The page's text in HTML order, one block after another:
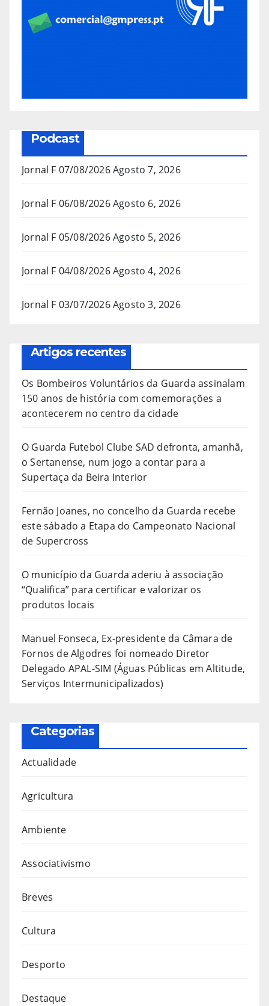
Podcast
Jornal F 07/08/2026Agosto 7, 2026
Jornal F 06/08/2026Agosto 6, 2026
Jornal F 05/08/2026Agosto 5, 2026
Jornal F 04/08/2026Agosto 4, 2026
Jornal F 03/07/2026Agosto 3, 2026
Artigos recentes
Os Bombeiros Voluntários da Guarda assinalam
150 anos de história com comemorações a
acontecerem no centro da cidade
O Guarda Futebol Clube SAD defronta, amanhã,
o Sertanense, num jogo a contar para a
Supertaça da Beira Interior
Fernão Joanes, no concelho da Guarda recebe
este sábado a Etapa do Campeonato Nacional
de Supercross
O município da Guarda aderiu à associação
“Qualifica” para certificar e valorizar os
produtos locais
Manuel Fonseca, Ex-presidente da Câmara de
Fornos de Algodres foi nomeado Diretor
Delegado APAL-SIM (Águas Públicas em Altitude,
Serviços Intermunicipalizados)
Categorias
Actualidade
Agricultura
Ambiente
Associativismo
Breves
Cultura
Desporto
Destaque